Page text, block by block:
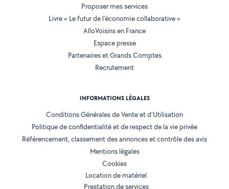
Proposer mes services
Livre « Le futur de l'économie collaborative »
AlloVoisins en France
Espace presse
Partenaires et Grands Comptes
Recrutement
INFORMATIONS LÉGALES
Conditions Générales de Vente et d'Utilisation
Politique de confidentialité et de respect de la vie privée
Référencement, classement des annonces et contrôle des avis
Mentions légales
Cookies
Location de matériel
Prestation de services